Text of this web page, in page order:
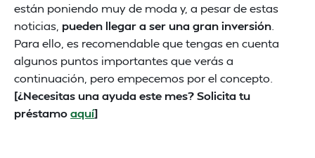
están poniendo muy de moda y, a pesar de estas
noticias, pueden llegar a ser una gran inversión
Para ello, es recomendable que tengas en cuenta
algunos puntos importantes que verás a
continuación, pero empecemos por el concepto.
[¿Necesitas una ayuda este mes? Solicita tu
préstamoaquí]